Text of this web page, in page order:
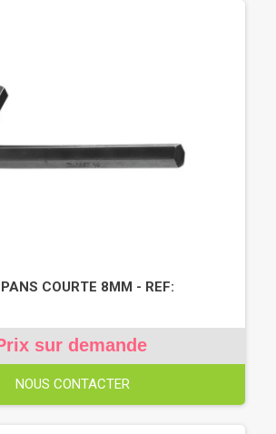
COURTE 8MM - REF:
sur demande
NOUS CONTACTER